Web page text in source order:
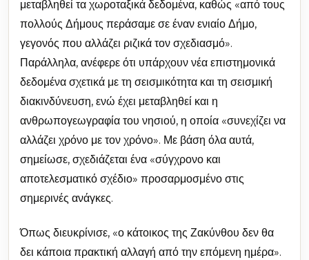
μεταβληθεί τα χωροταξικά δεδομένα, καθώς «από τους
πολλούς Δήμους περάσαμε σε έναν ενιαίο Δήμο,
γεγονός που αλλάζει ριζικά τον σχεδιασμό».
Παράλληλα, ανέφερε ότι υπάρχουν νέα επιστημονικά
δεδομένα σχετικά με τη σεισμικότητα και τη σεισμική
διακινδύνευση, ενώ έχει μεταβληθεί και η
ανθρωπογεωγραφία του νησιού, η οποία «συνεχίζει να
αλλάζει χρόνο με τον χρόνο». Με βάση όλα αυτά,
σημείωσε, σχεδιάζεται ένα «σύγχρονο και
αποτελεσματικό σχέδιο» προσαρμοσμένο στις
σημερινές ανάγκες.
Όπως διευκρίνισε, «ο κάτοικος της Ζακύνθου δεν θα
δει κάποια πρακτική αλλαγή από την επόμενη ημέρα».